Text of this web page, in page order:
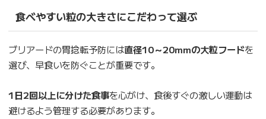
食べやすい粒の大きさにこだわって選ぶ
ブリアードの胃捻転予防には直径10～20mmの大粒フードを
選び、早食いを防ぐことが重要です。
1日2回以上に分けた食事を心がけ、食後すぐの激しい運動は
避けるよう管理する必要があります。